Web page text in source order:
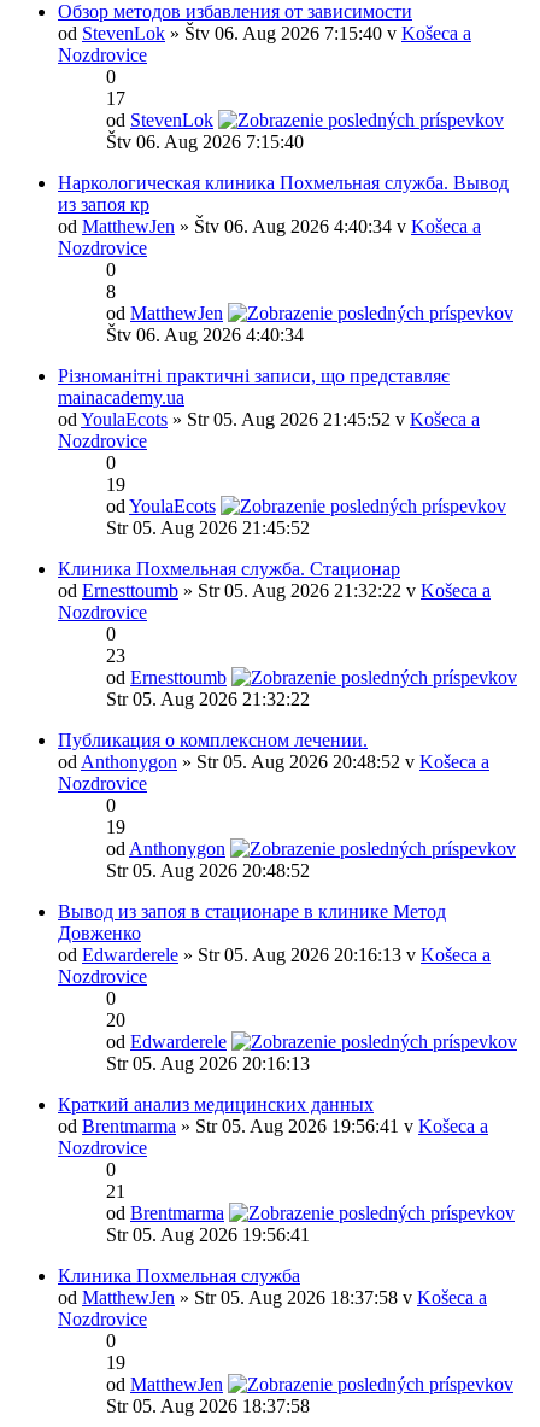
Обзор методов избавления от зависимости
od StevenLok » Štv 06. Aug 2026 7:15:40 v Košeca a
Nozdrovice
0
17
od StevenLok
Štv 06. Aug 2026 7:15:40
Наркологическая клиника Похмельная служба. Вывод
из запоя кр
od MatthewJen » Štv 06. Aug 2026 4:40:34 v Košeca a
Nozdrovice
0
8
od MatthewJen
Štv 06. Aug 2026 4:40:34
Різноманітні практичні записи, що представляє
mainacademy.ua
od YoulaEcots » Str 05. Aug 2026 21:45:52 v Košeca a
Nozdrovice
0
19
od YoulaEcots
Str 05. Aug 2026 21:45:52
Клиника Похмельная служба. Стационар
od Ernesttoumb » Str 05. Aug 2026 21:32:22 v Košeca a
Nozdrovice
0
23
od Ernesttoumb
Str 05. Aug 2026 21:32:22
Публикация о комплексном лечении.
od Anthonygon » Str 05. Aug 2026 20:48:52 v Košeca a
Nozdrovice
0
19
od Anthonygon
Str 05. Aug 2026 20:48:52
Вывод из запоя в стационаре в клинике Метод
Довженко
od Edwarderele » Str 05. Aug 2026 20:16:13 v Košeca a
Nozdrovice
0
20
od Edwarderele
Str 05. Aug 2026 20:16:13
Краткий анализ медицинских данных
od Brentmarma » Str 05. Aug 2026 19:56:41 v Košeca a
Nozdrovice
0
21
od Brentmarma
Str 05. Aug 2026 19:56:41
Клиника Похмельная служба
od MatthewJen » Str 05. Aug 2026 18:37:58 v Košeca a
Nozdrovice
0
19
od MatthewJen
Str 05. Aug 2026 18:37:58